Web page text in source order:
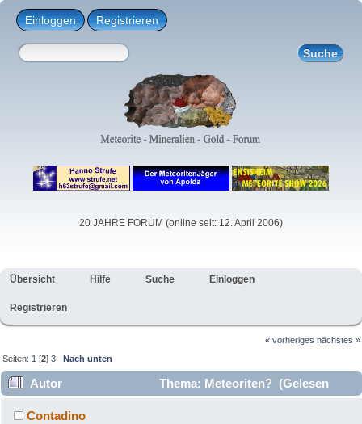
Einloggen Registrieren
20 JAHRE FORUM (online seit: 12. April 2006)
Übersicht Hilfe Suche Einloggen
Registrieren
« vorheriges nächstes »
Seiten: 1 [2]3 Nach unten
Autor
Thema: Meteoriten? (Gelesen
13369 mal)
Contadino